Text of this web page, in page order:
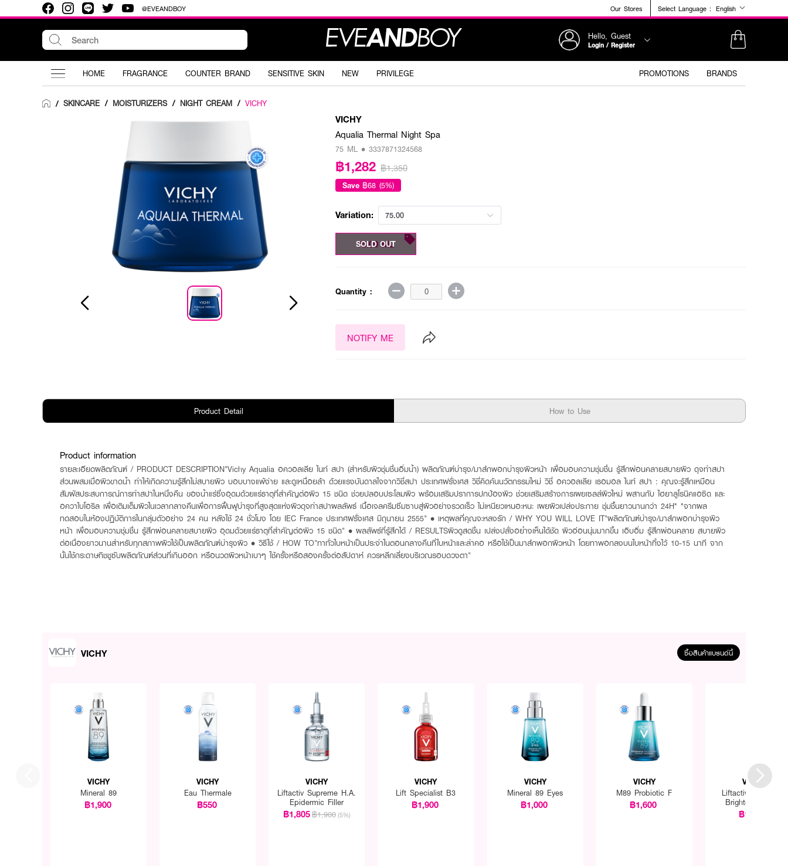
@EVEANDBOY Our Stores Select Language : English
Hello, Guest
Login / Register
HOME FRAGRANCE COUNTER BRAND SENSITIVE SKIN NEW PRIVILEGE PROMOTIONS BRANDS
/ SKINCARE / MOISTURIZERS / NIGHT CREAM / VICHY
VICHY
Aqualia Thermal Night Spa
75 ML • 3337871324568
฿1,282 ฿1,350
Save ฿68 (5%)
Variation: 75.00
75.00 ML
SOLD OUT
Quantity :
NOTIFY ME
Product Detail How to Use
Product information
รายละเอียดผลิตภัณฑ์ / PRODUCT DESCRIPTION"Vichy Aqualia อควอลเลีย ไนท์ สปา (สำหรับผิวชุ่มชื่นอิ่มน้ำ) ผลิตภัณฑ์บำรุง/มาส์กพอกบำรุงผิวหน้า เพื่อมอบความชุ่มชื่น รู้สึกผ่อนคลายสบายผิว ดุจทำสปา
ส่วนผสมเมื่อผิวขาดน้ำ ทำให้เกิดความรู้สึกไม่สบายผิว บอบบางแพ้ง่าย และดูเหนื่อยล้า ด้วยแรงบันดาลใจจากวิชี่สปา ประเทศฝรั่งเศส วิชี่คิดค้นนวัตกรรมใหม่ วิชี่ อควอลเลีย เธอมอล ไนท์ สปา : คุณจะรู้สึกเหมือน
สัมผัสประสบการณ์การทำสปาในหนึ่งคืน ของน้ำแร่ซึ่งอุดมด้วยแร่ธาตุที่สำคัญต่อผิว 15 ชนิด ช่วยปลอบประโลมผิว พร้อมเสริมปราการปกป้องผิว ช่วยเสริมสร้างการเผยเซลล์ผิวใหม่ ผสานกับ ไฮยาลูโรนิคแอซิด และ
อควาไบโอริล เพื่อเติมเต็มผิวในเวลากลางคืนเพื่อการฟื้นฟูบำรุงที่สูงสุดแห่งผิวดุจทำสปาผลลัพธ์ เนื้อเจลครีมซึมซาบสู่ผิวอย่างรวดเร็ว ไม่เหนียวเหนอะหนะ เผยผิวเปล่งประกาย ชุ่มชื้นยาวนานกว่า 24H* *จากผล
ทดสอบในห้องปฏิบัติการในกลุ่มตัวอย่าง 24 คน หลังใช้ 24 ชั่วโมง โดย IEC France ประเทศฝรั่งเศส มิถุนายน 2555" • เหตุผลที่คุณจะหลงรัก / WHY YOU WILL LOVE IT"ผลิตภัณฑ์บำรุง/มาส์กพอกบำรุงผิว
หน้า เพื่อมอบความชุ่มชื่น รู้สึกผ่อนคลายสบายผิว อุดมด้วยแร่ธาตุที่สำคัญต่อผิว 15 ชนิด" • ผลลัพธ์ที่รู้สึกได้ / RESULTSผิวดูสดชื่น เปล่งปลั่งอย่ำงเห็นได้ชัด ผิวอ่อนนุ่มมากขึ้น เอิบอิ่ม รู้สึกผ่อนคลาย สบายผิว
ต่อเนื่องยาวนานสำหรับทุกสภาพผิวใช้เป็นผลิตภัณฑ์บำรุงผิว • วิธีใช้ / HOW TO"ทาทั่วใบหน้าเป็นประจำในตอนกลางคืนที่ใบหน้าและลำคอ หรือใช้เป็นมาส์กพอกผิวหน้า โดยทาพอกลงบนใบหน้าทิ้งไว้ 10-15 นาที จาก
นั้นใช้กระดาษทิชชูซับผลิตภัณฑ์ส่วนที่เกินออก หรือนวดผิวหน้าเบาๆ ใช้ครั้งหรือสองครั้งต่อสัปดาห์ ควรหลีกเลี่ยงบริเวณรอบดวงตา"
VICHY ซื้อสินค้าแบรนด์นี้
VICHY
Mineral 89
฿1,900
VICHY
Eau Thermale
฿550
VICHY
Liftactiv Supreme H.A.
Epidermic Filler
฿1,805฿1,900 (5%)
VICHY
Lift Specialist B3
฿1,900
VICHY
Mineral 89 Eyes
฿1,000
VICHY
M89 Probiotic F
฿1,600
VICHY
Liftactiv vitamin C
Brightening Skin
Corrector
฿1,600